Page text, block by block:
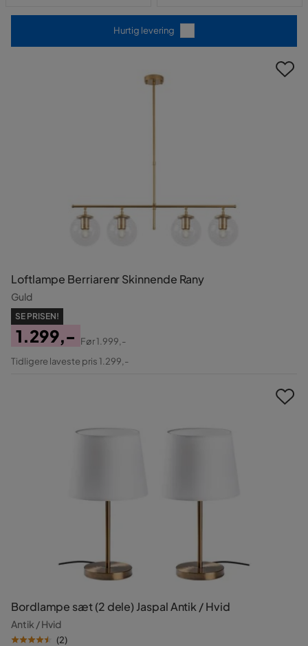
Hurtig levering
Loftlampe Berriarenr Skinnende Rany
Guld
SE PRISEN!
Pris
1.299,-
Original
Før1.999,-
Tidligere laveste pris 1.299,-
Bordlampe sæt (2 dele) Jaspal Antik / Hvid
Antik / Hvid
(2)